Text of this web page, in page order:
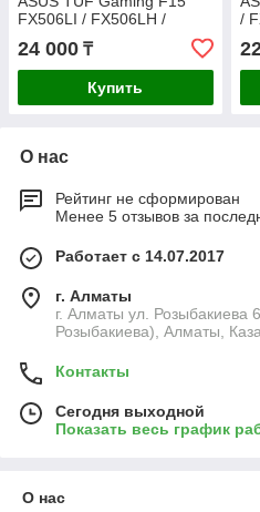
FX506LI / FX506LH /
FX706LI RU с подсветкой
24 000 ₸
Купить
/
О нас
Рейтинг не сформирован
Менее 5 отзывов за
Работает с 14.07.2017
г. Алматы
г. Алматы ул. Розыбакиева
Розыбакиева), Алматы,
Контакты
Сегодня выходной
Показать весь график
О нас